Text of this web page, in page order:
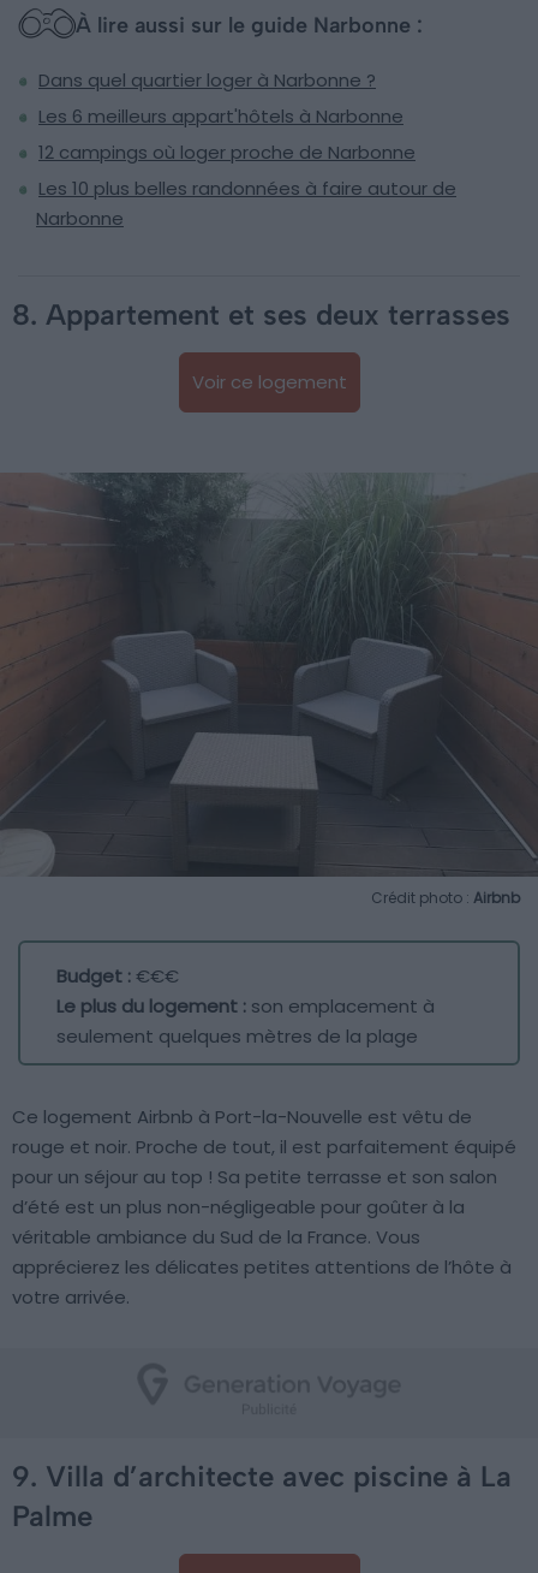
À lire aussi sur le guide Narbonne :
Dans quel quartier loger à Narbonne ?
Les 6 meilleurs appart'hôtels à Narbonne
12 campings où loger proche de Narbonne
Les 10 plus belles randonnées à faire autour de
Narbonne
8. Appartement et ses deux terrasses
Voir ce logement
Crédit photo : Airbnb
Budget :€€€
Le plus du logement : son emplacement à
seulement quelques mètres de la plage
Ce logement Airbnb à Port-la-Nouvelle est vêtu de
rouge et noir. Proche de tout, il est parfaitement équipé
pour un séjour au top ! Sa petite terrasse et son salon
d’été est un plus non-négligeable pour goûter à la
véritable ambiance du Sud de la France. Vous
apprécierez les délicates petites attentions de l’hôte à
votre arrivée.
9. Villa d’architecte avec piscine à La
Palme